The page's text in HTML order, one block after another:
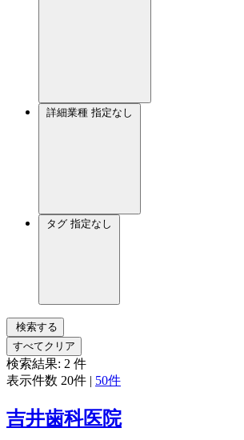
詳細業種 指定なし
タグ 指定なし
検索する
すべてクリア
検索結果: 2 件
表示件数 20件 | 50件
吉井歯科医院